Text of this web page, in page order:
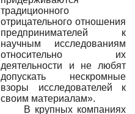
традиционного
отрицательного отношения
предпринимателей к
научным исследованиям
относительно их
деятельности и не любят
допускать нескромные
взоры исследователей к
своим материалам».
В крупных компаниях